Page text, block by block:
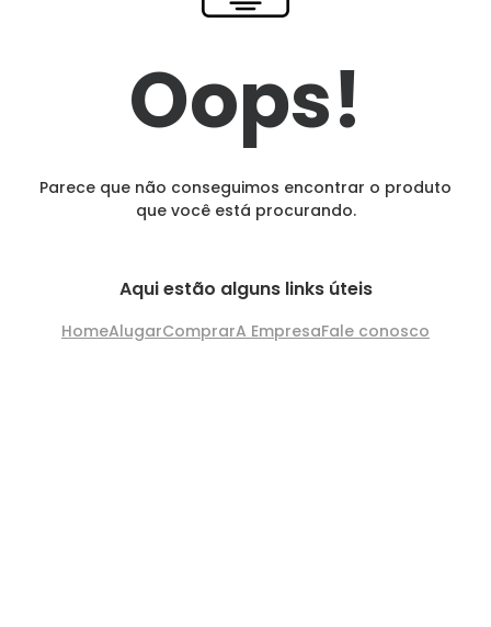
Oops!
Parece que não conseguimos encontrar o produto
que você está procurando.
Aqui estão alguns links úteis
HomeAlugarComprarA EmpresaFale conosco